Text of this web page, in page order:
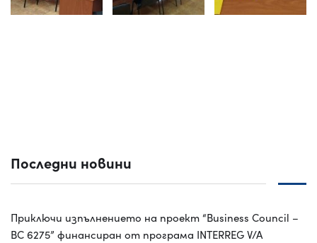
Последни новини
Приключи изпълнението на проект “Business Council –
BC 6275” финансиран от програма INTERREG V/A